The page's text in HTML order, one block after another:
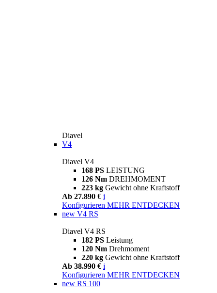
Diavel
V4
Diavel V4
168 PS LEISTUNG
126 Nm DREHMOMENT
223 kg Gewicht ohne Kraftstoff
Ab 27.890 € i
Konfigurieren MEHR ENTDECKEN
new V4 RS
Diavel V4 RS
182 PS Leistung
120 Nm Drehmoment
220 kg Gewicht ohne Kraftstoff
Ab 38.990 € i
Konfigurieren MEHR ENTDECKEN
new RS 100